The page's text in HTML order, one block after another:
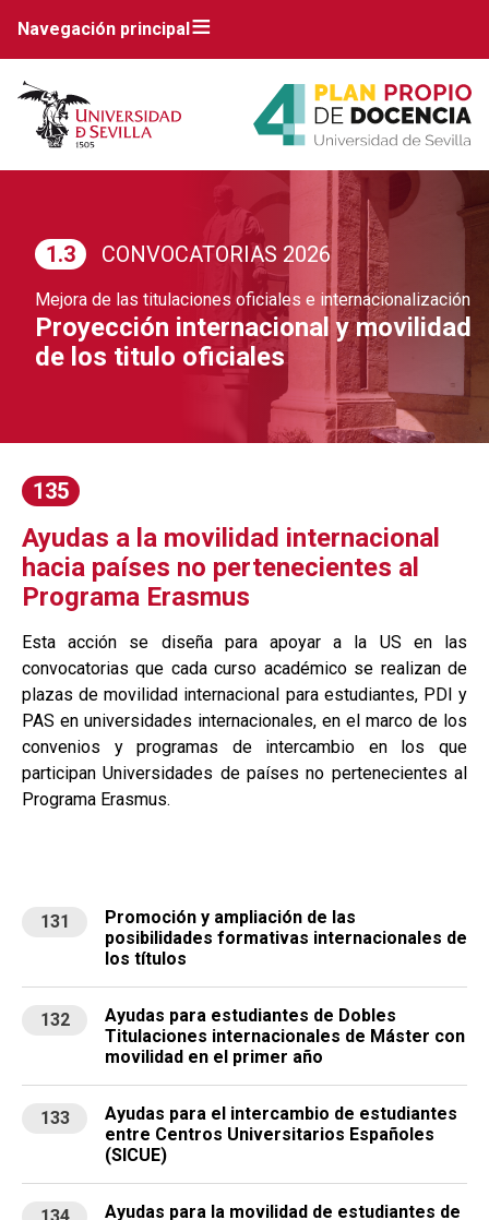
Navegación principal
1.3 CONVOCATORIAS 2026
Mejora de las titulaciones oficiales e internacionalización
Proyección internacional y movilidad
de los titulo oficiales
135
Ayudas a la movilidad internacional
hacia países no pertenecientes al
Programa Erasmus
Esta acción se diseña para apoyar a la US en las
convocatorias que cada curso académico se realizan de
plazas de movilidad internacional para estudiantes, PDI y
PAS en universidades internacionales, en el marco de los
convenios y programas de intercambio en los que
participan Universidades de países no pertenecientes al
Programa Erasmus.
131
Promoción y ampliación de las
posibilidades formativas internacionales de
los títulos
132
Ayudas para estudiantes de Dobles
Titulaciones internacionales de Máster con
movilidad en el primer año
133
Ayudas para el intercambio de estudiantes
entre Centros Universitarios Españoles
(SICUE)
Ayudas para la movilidad de estudiantes de